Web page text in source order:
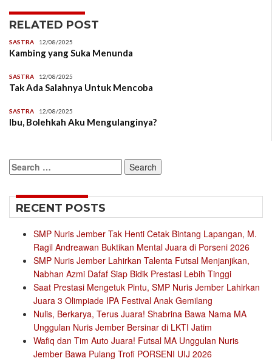
RELATED POST
SASTRA 12/08/2025
Kambing yang Suka Menunda
SASTRA 12/08/2025
Tak Ada Salahnya Untuk Mencoba
SASTRA 12/08/2025
Ibu, Bolehkah Aku Mengulanginya?
Search
for:
RECENT POSTS
SMP Nuris Jember Tak Henti Cetak Bintang Lapangan, M.
Ragil Andreawan Buktikan Mental Juara di Porseni 2026
SMP Nuris Jember Lahirkan Talenta Futsal Menjanjikan,
Nabhan Azmi Dafaf Siap Bidik Prestasi Lebih Tinggi
Saat Prestasi Mengetuk Pintu, SMP Nuris Jember Lahirkan
Juara 3 Olimpiade IPA Festival Anak Gemilang
Nulis, Berkarya, Terus Juara! Shabrina Bawa Nama MA
Unggulan Nuris Jember Bersinar di LKTI Jatim
Wafiq dan Tim Auto Juara! Futsal MA Unggulan Nuris
Jember Bawa Pulang Trofi PORSENI UIJ 2026